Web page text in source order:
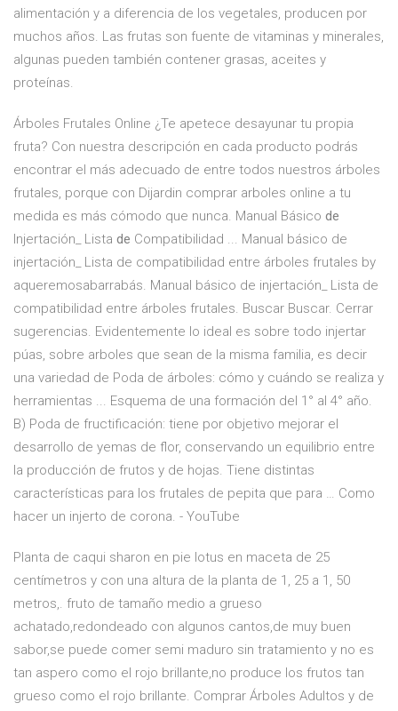
alimentación y a diferencia de los vegetales, producen por
muchos años. Las frutas son fuente de vitaminas y minerales,
algunas pueden también contener grasas, aceites y
proteínas.
Árboles Frutales Online ¿Te apetece desayunar tu propia
fruta? Con nuestra descripción en cada producto podrás
encontrar el más adecuado de entre todos nuestros árboles
frutales, porque con Dijardin comprar arboles online a tu
medida es más cómodo que nunca. Manual Básico de
Injertación_ Lista de Compatibilidad ... Manual básico de
injertación_ Lista de compatibilidad entre árboles frutales by
aqueremosabarrabás. Manual básico de injertación_ Lista de
compatibilidad entre árboles frutales. Buscar Buscar. Cerrar
sugerencias. Evidentemente lo ideal es sobre todo injertar
púas, sobre arboles que sean de la misma familia, es decir
una variedad de Poda de árboles: cómo y cuándo se realiza y
herramientas ... Esquema de una formación del 1° al 4° año.
B) Poda de fructificación: tiene por objetivo mejorar el
desarrollo de yemas de flor, conservando un equilibrio entre
la producción de frutos y de hojas. Tiene distintas
características para los frutales de pepita que para … Como
hacer un injerto de corona. - YouTube
Planta de caqui sharon en pie lotus en maceta de 25
centímetros y con una altura de la planta de 1, 25 a 1, 50
metros,. fruto de tamaño medio a grueso
achatado,redondeado con algunos cantos,de muy buen
sabor,se puede comer semi maduro sin tratamiento y no es
tan aspero como el rojo brillante,no produce los frutos tan
grueso como el rojo brillante. Comprar Árboles Adultos y de